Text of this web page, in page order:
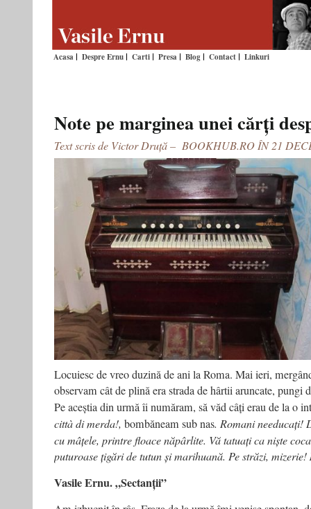
Acasa Despre Ernu Carti Presa Blog Contact Linkuri
Note pe marginea unei cărți
Text scris de Victor Druță – BOOKHUB.RO ÎN21
Locuiesc de vreo duzină de ani la Roma. Mai ieri,
observam cât de plină era strada de hârtii aruncate, pungi
Pe aceștia din urmă îi număram, să văd câți erau de la o
città di merda!, bombăneam sub nas. Romani needucați!
cu mâțele, printre floace năpârlite. Vă tatuați ca niște
puturoase țigări de tutun și marihuană. Pe străzi, mizerie!
Vasile Ernu. „Sectanții”